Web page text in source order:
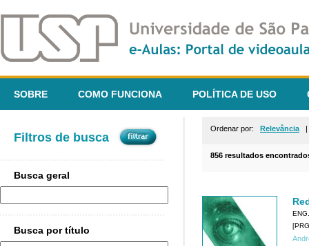
SOBRE COMO FUNCIONA POLÍTICA DE USO
Filtros de busca
Busca geral
Busca por título
Ordenar por: Relevância
856 resultados